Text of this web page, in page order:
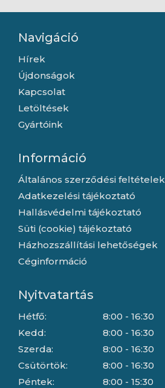
Navigáció
Hírek
Újdonságok
Kapcsolat
Letöltések
Gyártóink
Információ
Általános szerződési feltételek
Adatkezelési tájékoztató
Hallásvédelmi tájékoztató
Süti (cookie) tájékoztató
Házhozszállítási lehetőségek
Céginformáció
Nyitvatartás
Hétfő:
Kedd:
Szerda:
Csütörtök:
Péntek:
8:00 - 16:30
8:00 - 16:30
8:00 - 16:30
8:00 - 16:30
8:00 - 15:30